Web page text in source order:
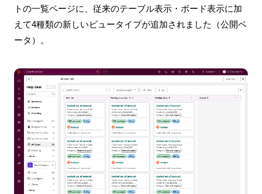
トの一覧ページに、従来のテーブル表示・ボード表示に加
えて4種類の新しいビュータイプが追加されました（公開ベ
ータ）。